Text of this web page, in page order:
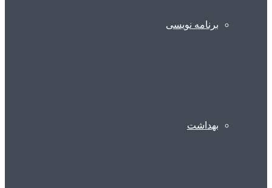
برنامه نویسی
بهداشت